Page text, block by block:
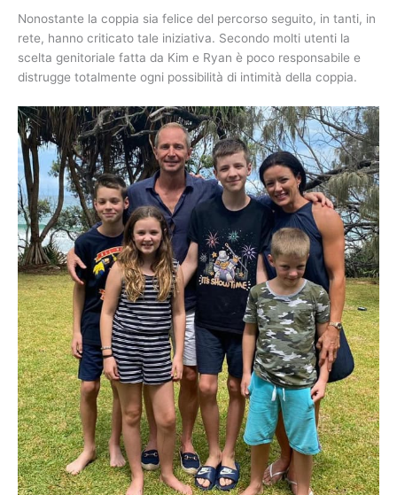
Nonostante la coppia sia felice del percorso seguito, in tanti, in
rete, hanno criticato tale iniziativa. Secondo molti utenti la
scelta genitoriale fatta da Kim e Ryan è poco responsabile e
distrugge totalmente ogni possibilità di intimità della coppia.